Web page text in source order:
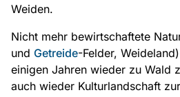
Weiden.
Nicht mehr bewirtschaftete
und Getreide-Felder,
einigen Jahren wieder zu Wald
auch wieder Kulturlandschaft